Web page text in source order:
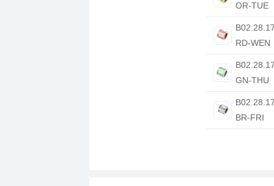
OR-TUE
RD-WEN
GN-THU
BR-FRI